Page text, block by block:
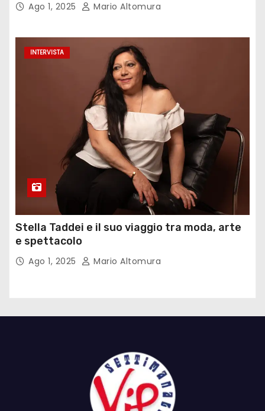
Ago 1, 2025 Mario Altomura
INTERVISTA
Stella Taddei e il suo viaggio tra moda, arte
e spettacolo
Ago 1, 2025 Mario Altomura